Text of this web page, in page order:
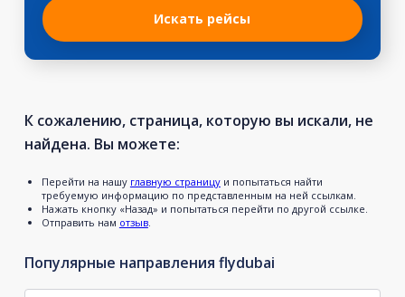
Искать рейсы
К сожалению, страница, которую вы искали, не
найдена. Вы можете:
Перейти на нашу главную страницуи попытаться найти
требуемую информацию по представленным на ней ссылкам.
Нажать кнопку «Назад» и попытаться перейти по другой ссылке.
Отправить нам отзыв.
Популярные направления flydubai